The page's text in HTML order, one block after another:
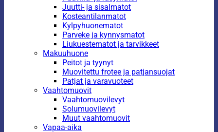
Juutti- ja sisalmatot
Kosteantilanmatot
Kylpyhuonematot
Parveke ja kynnysmatot
Liukuestematot ja tarvikkeet
Makuuhuone
Peitot ja tyynyt
Muovitettu frotee ja patjansuojat
Patjat ja varavuoteet
Vaahtomuovit
Vaahtomuovilevyt
Solumuovilevyt
Muut vaahtomuovit
Vapaa-aika